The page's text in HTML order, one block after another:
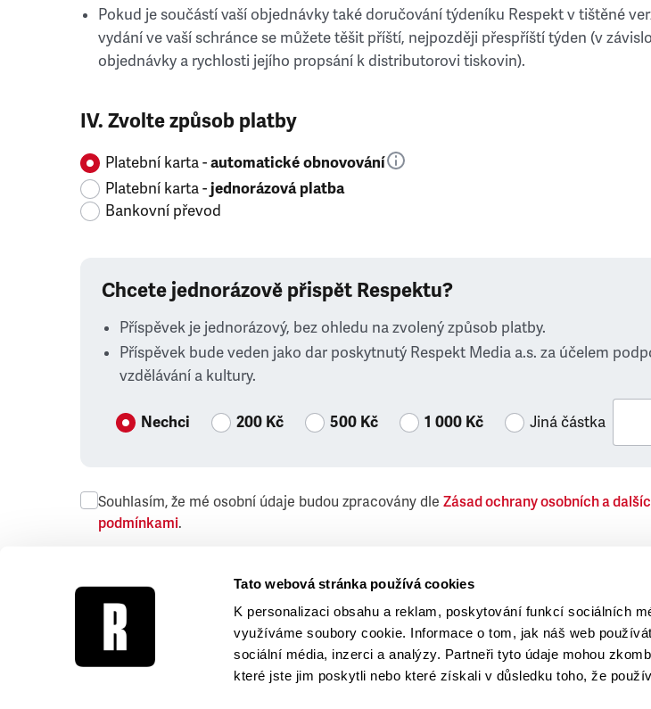
Tato webová stránka používá cookies
K personalizaci obsahu a reklam, poskytování funkcí sociálních
využíváme soubory cookie. Informace o tom, jak náš web
sociální média, inzerci a analýzy. Partneři tyto údaje mohou
které jste jim poskytli nebo které získali v důsledku toho, že
Pokud je součástí vaší objednávky také doručování týdeníku Respekt v tištěné
vydání ve vaší schránce se můžete těšit příští, nejpozději přespříští týden (v
objednávky a rychlosti jejího propsání k distributorovi tiskovin).
IV. Zvolte způsob platby
Platební karta -automatické obnovování
Platební karta -jednorázová platba
Bankovní převod
Chcete jednorázově přispět Respektu?
Příspěvek je jednorázový, bez ohledu na zvolený způsob platby.
Příspěvek bude veden jako dar poskytnutý Respekt Media a.s. za účelem
vzdělávání a kultury.
Nechci 200 Kč 500 Kč 1 000 Kč Jiná částka
Souhlasím, že mé osobní údaje budou zpracovány dle Zásad ochrany osobních a
podmínkami.